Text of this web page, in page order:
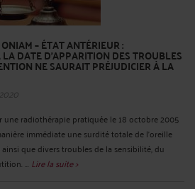
– ÉTAT ANTÉRIEUR :
DATE D'APPARITION DES TROUBLES
NE SAURAIT PRÉJUDICIER À LA
radiothérapie pratiquée le 18 octobre 2005
immédiate une surdité totale de l'oreille
que divers troubles de la sensibilité, du
... Lire la suite >